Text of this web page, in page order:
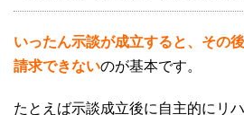
いったん示談が成立すると、その
請求できないのが基本です。
たとえば示談成立後に自主的にリ